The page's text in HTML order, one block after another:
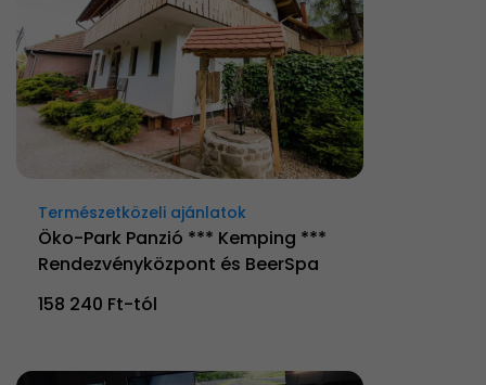
Természetközeli ajánlatok
Öko-Park Panzió *** Kemping ***
Rendezvényközpont és BeerSpa
158 240 Ft-tól